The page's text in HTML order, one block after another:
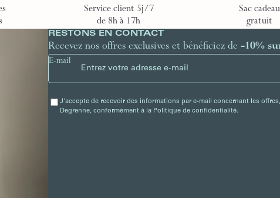
Service client 5j/7
de 8h à 17h
Sac cadeau
gratuit
RESTONS EN CONTACT
Recevez nos offres exclusives et bénéficiez de -10%
E-mail
J'accepte de recevoir des informations par e-mail concernant les
Degrenne, conformément à la Politique de confidentialité.